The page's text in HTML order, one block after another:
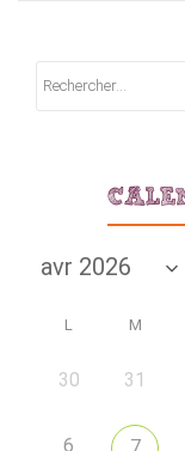
L M
30 31
6